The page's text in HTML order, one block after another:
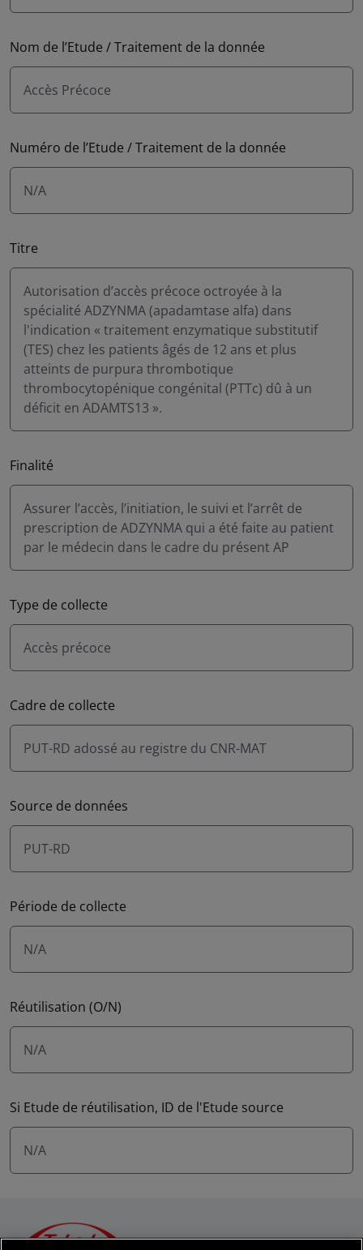
Nom de l’Etude / Traitement de la donnée
Accès Précoce
Numéro de l’Etude / Traitement de la donnée
N/A
Titre
Autorisation d’accès précoce octroyée à la
spécialité ADZYNMA (apadamtase alfa) dans
l'indication « traitement enzymatique substitutif
(TES) chez les patients âgés de 12 ans et plus
atteints de purpura thrombotique
thrombocytopénique congénital (PTTc) dû à un
déficit en ADAMTS13 ».
Finalité
Assurer l’accès, l’initiation, le suivi et l’arrêt de
prescription de ADZYNMA qui a été faite au patient
par le médecin dans le cadre du présent AP
Type de collecte
Accès précoce
Cadre de collecte
PUT-RD adossé au registre du CNR-MAT
Source de données
PUT-RD
Période de collecte
N/A
Réutilisation (O/N)
N/A
Si Etude de réutilisation, ID de l'Etude source
N/A